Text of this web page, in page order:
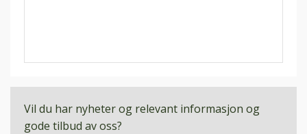
Vil du har nyheter og relevant informasjon og
gode tilbud av oss?